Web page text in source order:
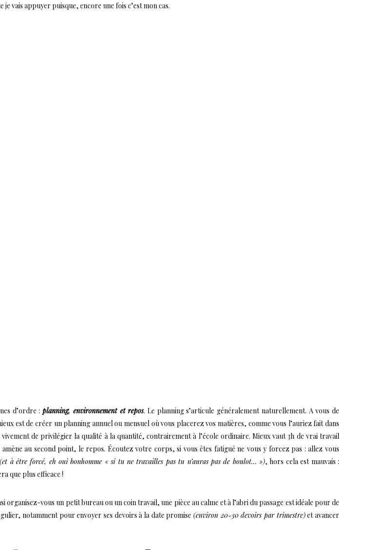
vais appuyer puisque, encore une fois c’est mon cas.
d’ordre :planning, environnement et repos. Le planning s’articule généralement naturellement. A vous de
est de créer un planning annuel ou mensuel où vous placerez vos matières, comme vous l’auriez fait dans
de privilégier la qualité à la quantité, contrairement à l’école ordinaire. Mieux vaut 3h de vrai travail
au second point, le repos. Écoutez votre corps, si vous êtes fatigué ne vous y forcez pas : allez vous
(et à être forcé, eh oui bonhomme « si tu ne travailles pas tu n’auras pas de boulot… »), hors cela est mauvais :
que plus efficace !
organisez-vous un petit bureau ou un coin travail, une pièce au calme et à l’abri du passage est idéale pour de
notamment pour envoyer ses devoirs à la date promise (environ 20-30 devoirs par trimestre)et avancer